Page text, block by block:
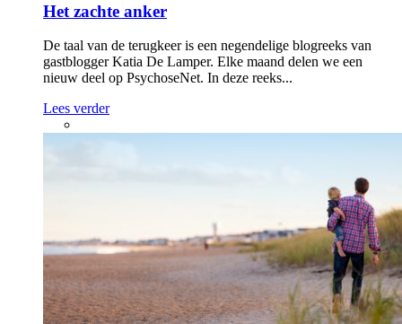
Het zachte anker
De taal van de terugkeer is een negendelige blogreeks van
gastblogger Katia De Lamper. Elke maand delen we een
nieuw deel op PsychoseNet. In deze reeks...
Lees verder